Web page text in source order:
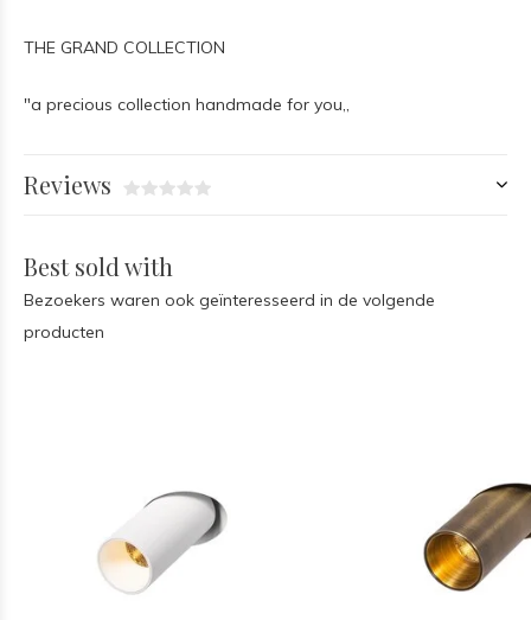
THE GRAND COLLECTION
"a precious collection handmade for you,,
Reviews
Best sold with
Bezoekers waren ook geïnteresseerd in de volgende
producten